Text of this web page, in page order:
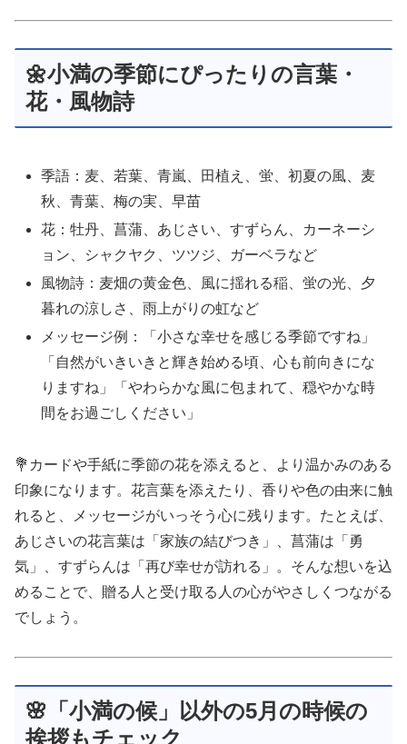
🌼小満の季節にぴったりの言葉・
花・風物詩
季語：麦、若葉、青嵐、田植え、蛍、初夏の風、麦
秋、青葉、梅の実、早苗
花：牡丹、菖蒲、あじさい、すずらん、カーネーシ
ョン、シャクヤク、ツツジ、ガーベラなど
風物詩：麦畑の黄金色、風に揺れる稲、蛍の光、夕
暮れの涼しさ、雨上がりの虹など
メッセージ例：「小さな幸せを感じる季節ですね」
「自然がいきいきと輝き始める頃、心も前向きにな
りますね」「やわらかな風に包まれて、穏やかな時
間をお過ごしください」
💐カードや手紙に季節の花を添えると、より温かみのある
印象になります。花言葉を添えたり、香りや色の由来に触
れると、メッセージがいっそう心に残ります。たとえば、
あじさいの花言葉は「家族の結びつき」、菖蒲は「勇
気」、すずらんは「再び幸せが訪れる」。そんな想いを込
めることで、贈る人と受け取る人の心がやさしくつながる
でしょう。
🌸「小満の候」以外の5月の時候の
挨拶もチェック